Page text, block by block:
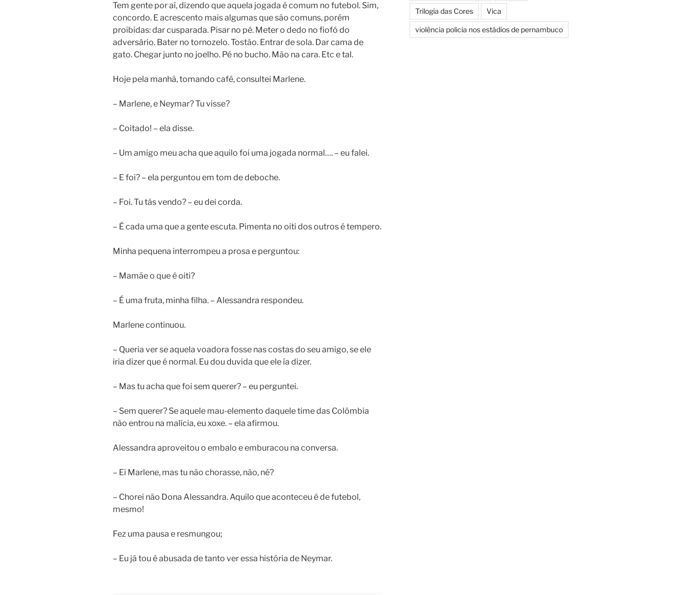
Tem gente por aí, dizendo que aquela jogada é comum no futebol. Sim,
concordo. E acrescento mais algumas que são comuns, porém
proibidas: dar cusparada. Pisar no pé. Meter o dedo no fiofó do
adversário. Bater no tornozelo. Tostão. Entrar de sola. Dar cama de
gato. Chegar junto no joelho. Pé no bucho. Mão na cara. Etc e tal.
Hoje pela manhã, tomando café, consultei Marlene.
– Marlene, e Neymar? Tu visse?
– Coitado! – ela disse.
– Um amigo meu acha que aquilo foi uma jogada normal…. – eu falei.
– E foi? – ela perguntou em tom de deboche.
– Foi. Tu tás vendo? – eu dei corda.
– É cada uma que a gente escuta. Pimenta no oiti dos outros é tempero.
Minha pequena interrompeu a prosa e perguntou:
– Mamãe o que é oiti?
– É uma fruta, minha filha. – Alessandra respondeu.
Marlene continuou.
– Queria ver se aquela voadora fosse nas costas do seu amigo, se ele
iria dizer que é normal. Eu dou duvida que ele ía dizer.
– Mas tu acha que foi sem querer? – eu perguntei.
– Sem querer? Se aquele mau-elemento daquele time das Colômbia
não entrou na malícia, eu xoxe. – ela afirmou.
Alessandra aproveitou o embalo e emburacou na conversa.
– Ei Marlene, mas tu não chorasse, não, né?
– Chorei não Dona Alessandra. Aquilo que aconteceu é de futebol,
mesmo!
Fez uma pausa e resmungou;
– Eu já tou é abusada de tanto ver essa história de Neymar.
Trilogia das Cores Vica
violência policia nos estádios de pernambuco